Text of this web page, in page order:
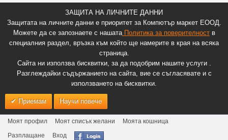
ЗАЩИТА НА ЛИЧНИТЕ ДАННИ
Защитата на личните данни е приоритет за Компютър маркет ЕООД.
Можете да се запознаете с нашатаПолитика за поверителноств
специалния раздел, връзка към който ще намерите в края на всяка
страница.
Сайта ни използва бисквитки, за да подобрим нашите услуги .
Разглеждайки съдържанието на сайта, вие се съгласявате и с
използването на бисквитки.
Приемам Научи повече
Моят профил Моят списък желани
Моята кошница
Разплащане
Вход